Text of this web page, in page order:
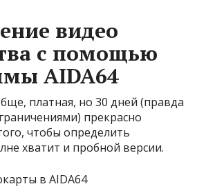
видео
с помощью
AIDA64
платная, но 30 дней (правда
прекрасно
чтобы определить
хватит и пробной версии.